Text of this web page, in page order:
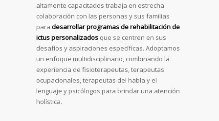
altamente capacitados trabaja en estrecha
colaboración con las personas y sus familias
para desarrollar programas de rehabilitación de
ictus personalizados que se centren en sus
desafíos y aspiraciones específicas. Adoptamos
un enfoque multidisciplinario, combinando la
experiencia de fisioterapeutas, terapeutas
ocupacionales, terapeutas del habla y el
lenguaje y psicólogos para brindar una atención
holística.